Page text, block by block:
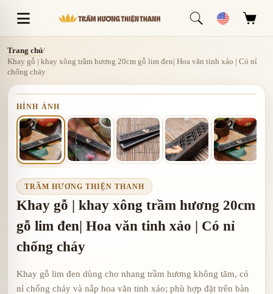
Trang chủ/
Khay gỗ | khay xông trầm hương 20cm gỗ lim đen| Hoa văn tinh xảo | Có nỉ
chống cháy
HÌNH ẢNH
TRẦM HƯƠNG THIỆN THANH
Khay gỗ | khay xông trầm hương 20cm
gỗ lim đen| Hoa văn tinh xảo | Có nỉ
chống cháy
Khay gỗ lim đen dùng cho nhang trầm hương không tăm, có
nỉ chống cháy và nắp hoa văn tinh xảo; phù hợp đặt trên bàn